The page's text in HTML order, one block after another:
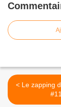
< Le zapping de Lulu 2015
#11